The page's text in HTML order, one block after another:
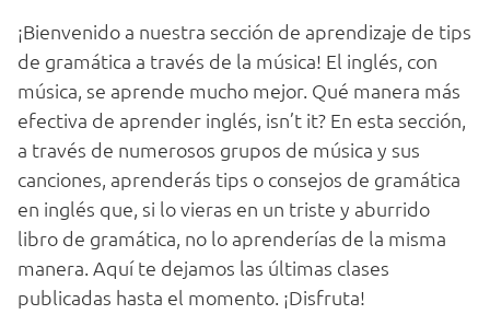
¡Bienvenido a nuestra sección de aprendizaje de tips
de gramática a través de la música! El inglés, con
música, se aprende mucho mejor. Qué manera más
efectiva de aprender inglés, isn’t it? En esta sección,
a través de numerosos grupos de música y sus
canciones, aprenderás tips o consejos de gramática
en inglés que, si lo vieras en un triste y aburrido
libro de gramática, no lo aprenderías de la misma
manera. Aquí te dejamos las últimas clases
publicadas hasta el momento. ¡Disfruta!